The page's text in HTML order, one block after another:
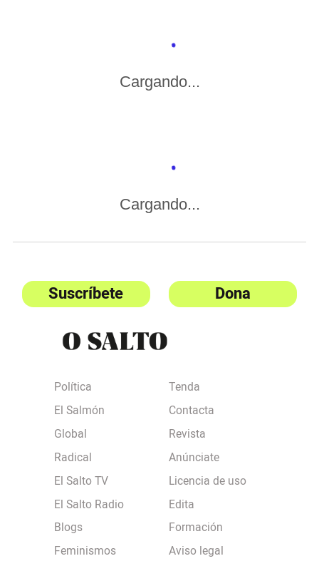
Cargando...
Cargando...
Suscríbete Dona
Política
El Salmón
Global
Radical
El Salto TV
El Salto Radio
Blogs
Feminismos
Tenda
Contacta
Revista
Anúnciate
Licencia de uso
Edita
Formación
Aviso legal